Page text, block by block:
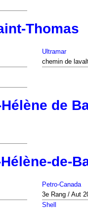
Thomas
Ultramar
chemin de
de
de-
Petro-Canada
3e Rang / Aut
Shell